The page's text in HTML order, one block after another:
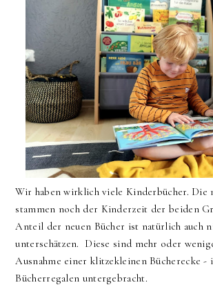
Wir haben wirklich viele Kinderbücher. Die
stammen noch der Kinderzeit der beiden
Anteil der neuen Bücher ist natürlich auch
unterschätzen. Diese sind mehr oder
Ausnahme einer klitzekleinen Bücherecke -
Bücherregalen untergebracht.